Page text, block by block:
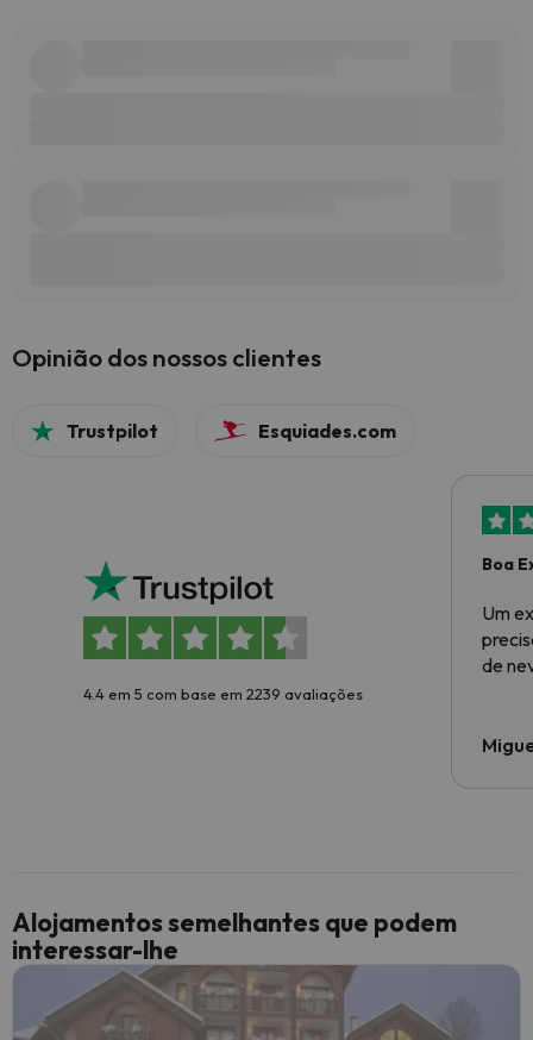
Opinião dos nossos clientes
Trustpilot Esquiades.com
4.4 em 5 com base em 2239 avaliações
Boa
Um
de
Alojamentos semelhantes que podem
interessar-lhe